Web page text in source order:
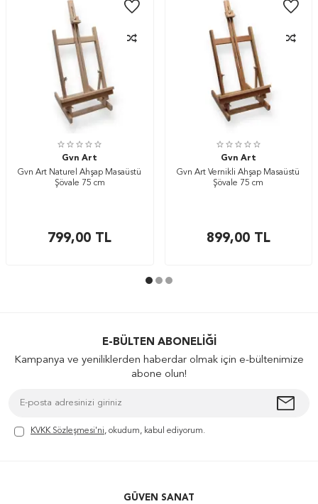
Gvn Art
Gvn Art Naturel Ahşap Masaüstü
Şövale 75 cm
799,00 TL
Gvn Art
Gvn Art Vernikli Ahşap Masaüstü
Şövale 75 cm
899,00TL
E-BÜLTEN ABONELIĞI
Kampanya ve yeniliklerden haberdar olmak için e-bültenimize
abone olun!
KVKK Sözleşmesi'ni, okudum, kabul ediyorum.
GÜVEN SANAT